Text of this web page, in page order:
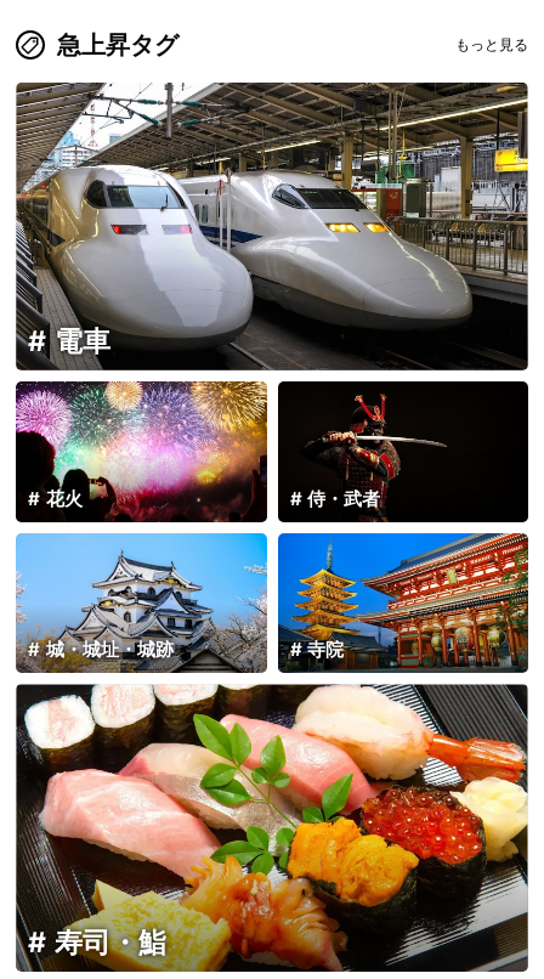
急上昇タグ もっと見る
電車
花火 侍・武者
城・城址・城跡 寺院
寿司・鮨